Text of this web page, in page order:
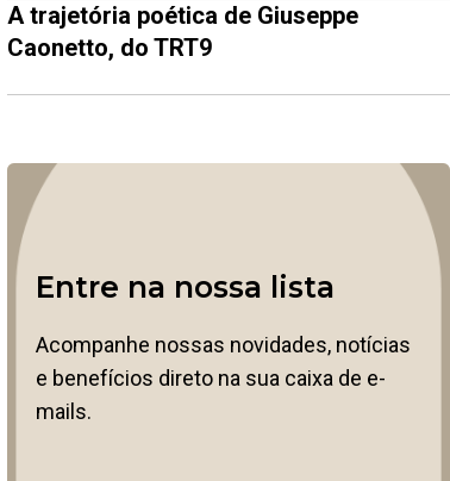
A trajetória poética de Giuseppe
Caonetto, do TRT9
Entre na nossa lista
Acompanhe nossas novidades, notícias
e benefícios direto na sua caixa de e-
mails.